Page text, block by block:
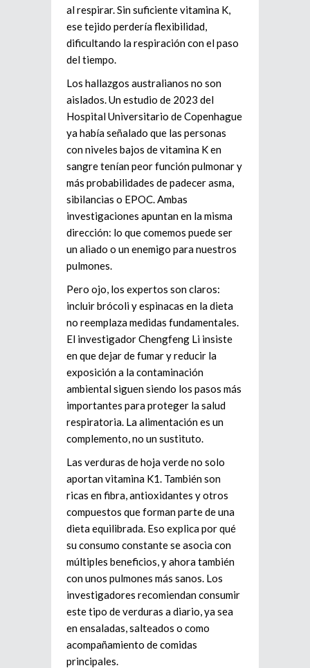
al respirar. Sin suficiente vitamina K,
ese tejido perdería flexibilidad,
dificultando la respiración con el paso
del tiempo.
Los hallazgos australianos no son
aislados. Un estudio de 2023 del
Hospital Universitario de Copenhague
ya había señalado que las personas
con niveles bajos de vitamina K en
sangre tenían peor función pulmonar y
más probabilidades de padecer asma,
sibilancias o EPOC. Ambas
investigaciones apuntan en la misma
dirección: lo que comemos puede ser
un aliado o un enemigo para nuestros
pulmones.
Pero ojo, los expertos son claros:
incluir brócoli y espinacas en la dieta
no reemplaza medidas fundamentales.
El investigador Chengfeng Li insiste
en que dejar de fumar y reducir la
exposición a la contaminación
ambiental siguen siendo los pasos más
importantes para proteger la salud
respiratoria. La alimentación es un
complemento, no un sustituto.
Las verduras de hoja verde no solo
aportan vitamina K1. También son
ricas en fibra, antioxidantes y otros
compuestos que forman parte de una
dieta equilibrada. Eso explica por qué
su consumo constante se asocia con
múltiples beneficios, y ahora también
con unos pulmones más sanos. Los
investigadores recomiendan consumir
este tipo de verduras a diario, ya sea
en ensaladas, salteados o como
acompañamiento de comidas
principales.